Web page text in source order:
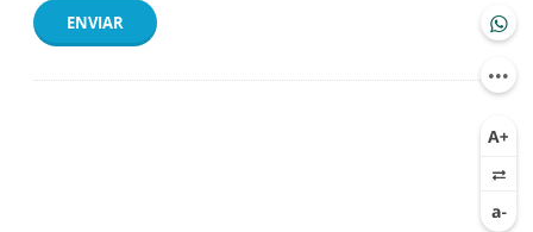
ENVIAR